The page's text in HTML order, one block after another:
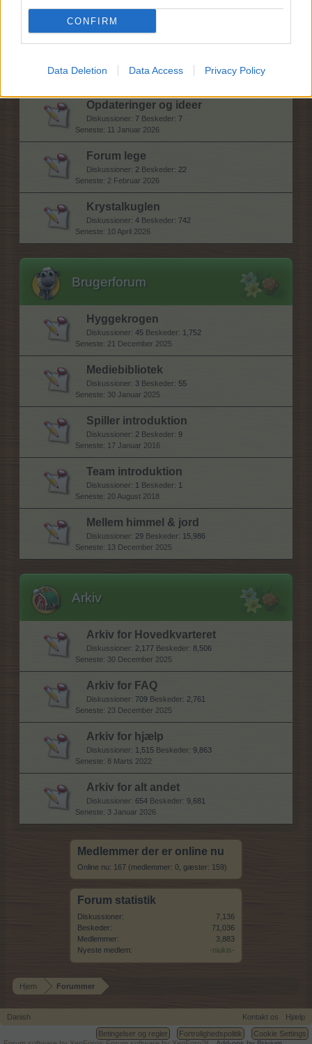
CONFIRM
Data Deletion Data Access Privacy Policy
Diskussioner:
Diskussioner: 208 Beskeder:
1,139
Onsdag kl. 19:25
Opdateringer og ideer
Diskussioner: 7 Beskeder: 7
11 Januar 2026
Forum lege
Diskussioner: 2 Beskeder: 22
2 Februar 2026
Krystalkuglen
Diskussioner: 4 Beskeder: 742
10 April 2026
Brugerforum
Hyggekrogen
Diskussioner: 45 Beskeder: 1,752
21 December 2025
Mediebibliotek
Diskussioner: 3 Beskeder: 55
30 Januar 2025
Spiller introduktion
Diskussioner: 2 Beskeder: 9
17 Januar 2016
Team introduktion
Diskussioner: 1 Beskeder: 1
20 August 2018
Mellem himmel & jord
Diskussioner: 29 Beskeder: 15,986
13 December 2025
Arkiv
Arkiv for Hovedkvarteret
Diskussioner: 2,177 Beskeder: 8,506
30 December 2025
Arkiv for FAQ
Diskussioner: 709 Beskeder: 2,761
23 December 2025
Arkiv for hjælp
Diskussioner: 1,515 Beskeder: 9,863
8 Marts 2022
Arkiv for alt andet
Diskussioner: 654 Beskeder: 9,681
3 Januar 2026
Medlemmer der er online nu
Online nu: 167 (medlemmer: 0, gæster: 159)
Forum statistik
Diskussioner:
7,136
Beskeder:
71,036
Medlemmer:
3,883
Nyeste medlem:
-niukis-
Hjem Forummer
Danish Kontakt os
Hjælp
Betingelser og regler
Fortrolighedspolitik
Cookie Settings